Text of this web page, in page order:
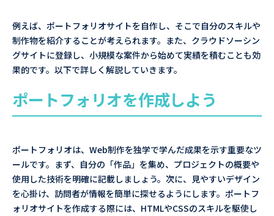
例えば、ポートフォリオサイトを自作し、そこで自分のスキルや
制作物を紹介することが考えられます。また、クラウドソーシン
グサイトに登録し、小規模な案件から始めて実績を積むことも効
果的です。以下で詳しく解説していきます。
ポートフォリオを作成しよう
ポートフォリオは、Web制作を独学で学んだ成果を示す重要なツ
ールです。まず、自分の「作品」を集め、プロジェクトの概要や
使用した技術を明確に記載しましょう。次に、見やすいデザイン
を心掛け、訪問者が情報を簡単に探せるようにします。ポートフ
ォリオサイトを作成する際には、HTMLやCSSのスキルを駆使し